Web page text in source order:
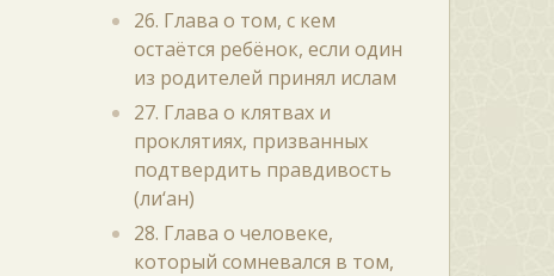
26. Глава о том, с кем
остаётся ребёнок, если один
из родителей принял ислам
27. Глава о клятвах и
проклятиях, призванных
подтвердить правдивость
(ли‘ан)
28. Глава о человеке,
который сомневался в том,